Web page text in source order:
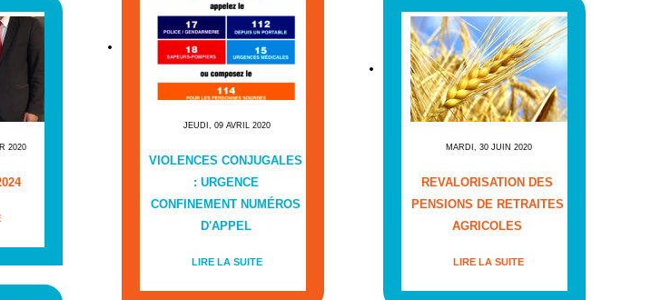
2020
JEUDI, 09 AVRIL 2020
VIOLENCES CONJUGALES
: URGENCE
CONFINEMENT NUMÉROS
D'APPEL
LIRE LA SUITE
MARDI, 30 JUIN 2020
REVALORISATION DES
PENSIONS DE RETRAITES
AGRICOLES
LIRE LA SUITE